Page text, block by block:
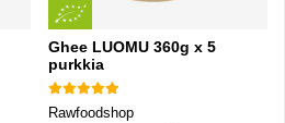
Ghee LUOMU 360g x 5
purkkia
Rawfoodshop